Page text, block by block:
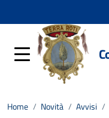
Home / Novità / Avvisi /